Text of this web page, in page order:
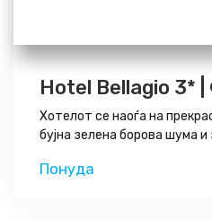
Hotel Bellagio 3*
Хотелот се наоѓа на
бујна зелена борова шума и
Понуда